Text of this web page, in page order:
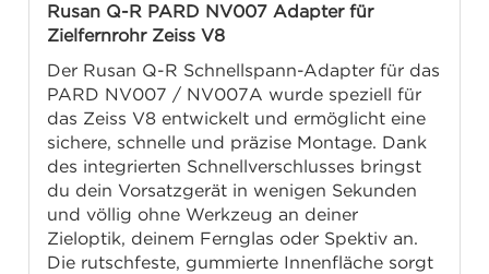
Rusan Q-R PARD NV007 Adapter für
Zielfernrohr Zeiss V8
Der Rusan Q-R Schnellspann-Adapter für das
PARD NV007 / NV007A wurde speziell für
das Zeiss V8 entwickelt und ermöglicht eine
sichere, schnelle und präzise Montage. Dank
des integrierten Schnellverschlusses bringst
du dein Vorsatzgerät in wenigen Sekunden
und völlig ohne Werkzeug an deiner
Zieloptik, deinem Fernglas oder Spektiv an.
Die rutschfeste, gummierte Innenfläche sorgt